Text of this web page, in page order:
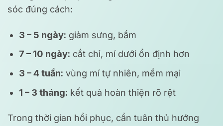
sóc đúng cách:
3 – 5 ngày: giảm sưng, bầm
7 – 10 ngày: cắt chỉ, mí dưới ổn định hơn
3 – 4 tuần: vùng mí tự nhiên, mềm mại
1 – 3 tháng: kết quả hoàn thiện rõ rệt
Trong thời gian hồi phục, cần tuân thủ hướng